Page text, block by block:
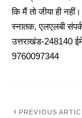
कि मैं तो जीया ही
स्नातक, एलएलबी
उत्तराखंड-248140
9760097344
PREVIOUS